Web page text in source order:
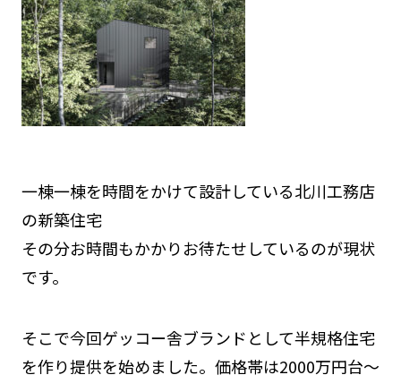
一棟一棟を時間をかけて設計している北川工務店
の新築住宅
その分お時間もかかりお待たせしているのが現状
です。
そこで今回ゲッコー舎ブランドとして半規格住宅
を作り提供を始めました。価格帯は2000万円台～